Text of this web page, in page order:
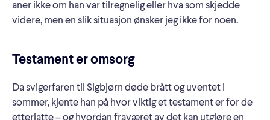
aner ikke om han var tilregnelig eller hva som skjedde
videre, men en slik situasjon ønsker jeg ikke for noen.
Testament er omsorg
Da svigerfaren til Sigbjørn døde brått og uventet i
sommer, kjente han på hvor viktig et testament er for de